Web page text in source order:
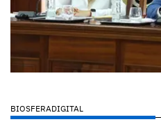
BIOSFERADIGITAL